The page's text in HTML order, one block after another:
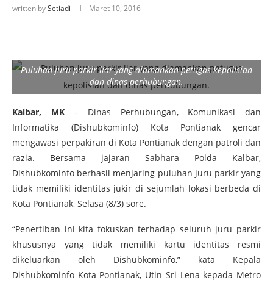
written bySetiadi Maret 10, 2016
Puluhan juru parkir liar yang diamankan petugas kepolisian
dan dinas perhubungan.
Kalbar, MK– Dinas Perhubungan, Komunikasi dan
Informatika (Dishubkominfo) Kota Pontianak gencar
mengawasi perpakiran di Kota Pontianak dengan patroli dan
razia. Bersama jajaran Sabhara Polda Kalbar,
Dishubkominfo berhasil menjaring puluhan juru parkir yang
tidak memiliki identitas jukir di sejumlah lokasi berbeda di
Kota Pontianak, Selasa (8/3) sore.
“Penertiban ini kita fokuskan terhadap seluruh juru parkir
khususnya yang tidak memiliki kartu identitas resmi
dikeluarkan oleh Dishubkominfo,” kata Kepala
Dishubkominfo Kota Pontianak, Utin Sri Lena kepada Metro